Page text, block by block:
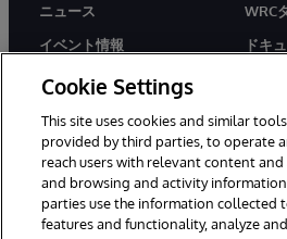
ニュース
イベント情報
採用情報
WRC
ドキ
Cookie Settings
This site uses cookies and similar
provided by third parties, to operate
reach users with relevant content
and browsing and activity
parties use the information collected
features and functionality, analyze